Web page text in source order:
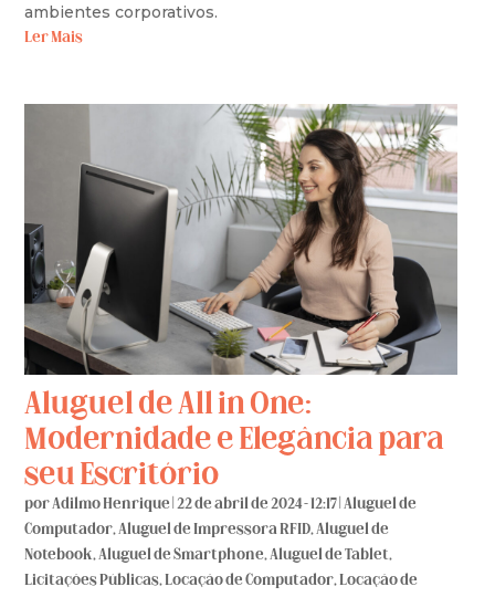
ambientes corporativos.
Ler Mais
Aluguel de All in One:
Modernidade e Elegância para
seu Escritório
porAdilmo Henrique |22 de abril de 2024 - 12:17 |Aluguel de
Computador,Aluguel de Impressora RFID,Aluguel de
Notebook,Aluguel de Smartphone,Aluguel de Tablet,
Licitações Públicas,Locação de Computador,Locação de